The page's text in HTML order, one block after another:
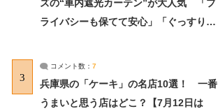
ズの“車内遮光カーテン”が大人気 「プ
ライバシーも保てて安心」「ぐっすり眠
3
コメント数： 7
兵庫県の「ケーキ」の名店10選！ 一番
うまいと思う店はどこ？【7月12日は